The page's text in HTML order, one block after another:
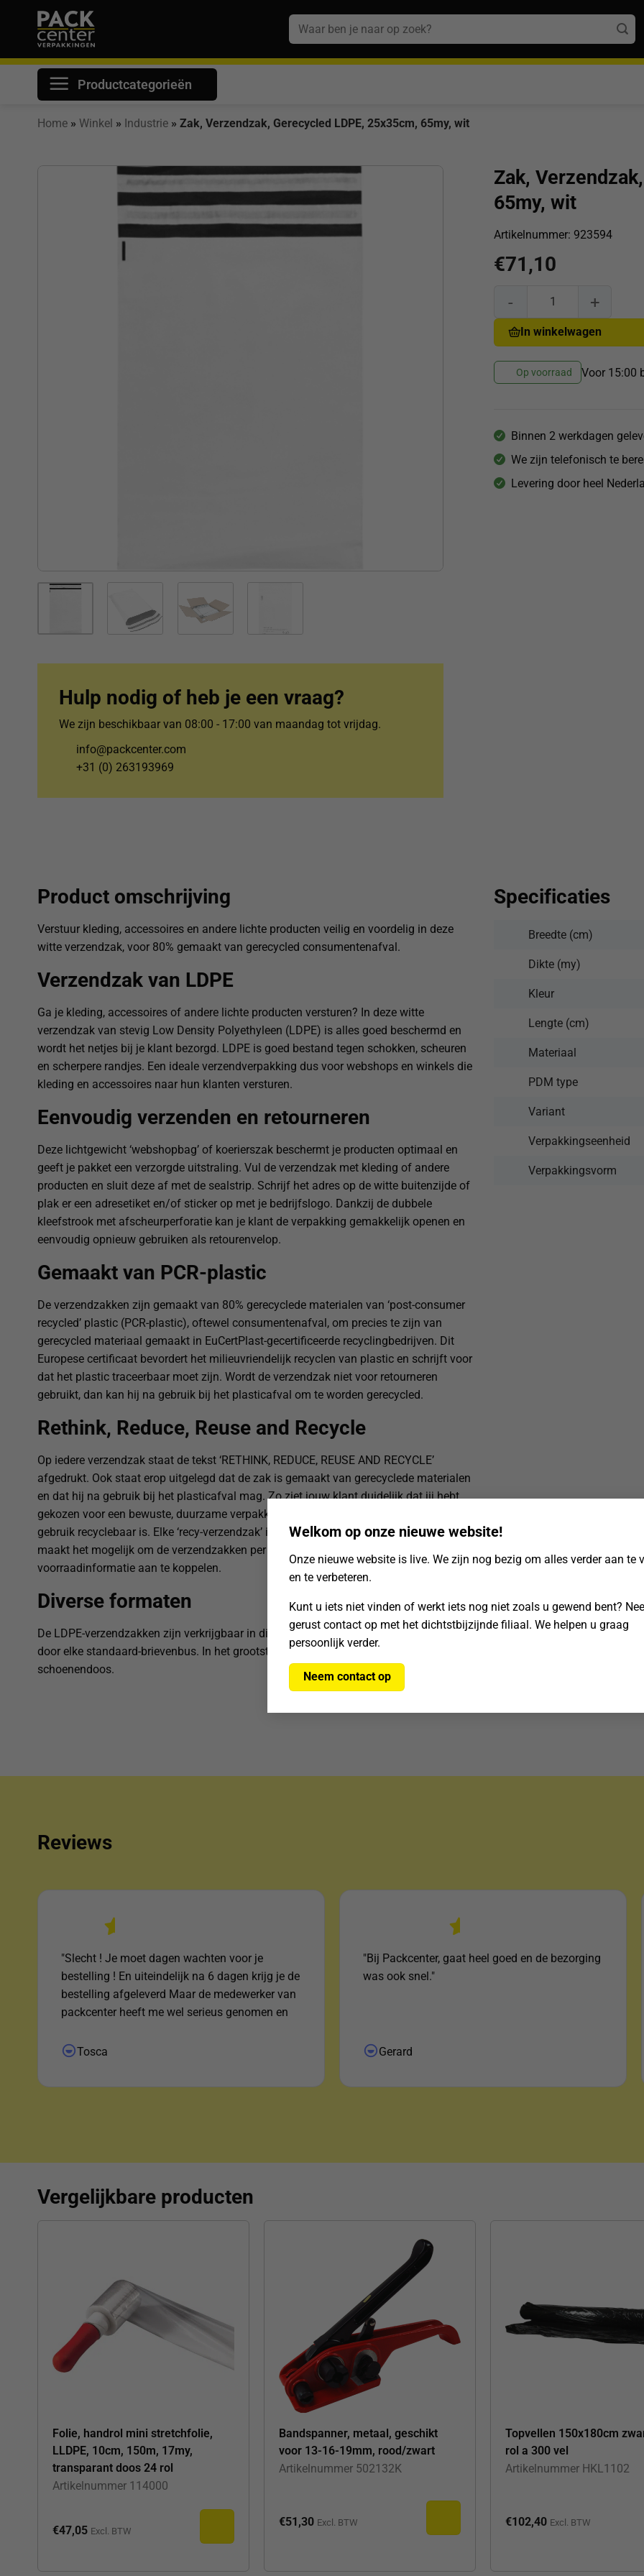
Welkom op onze nieuwe website!
Onze nieuwe website is live. We zijn nog bezig om alles verder aan te
en te verbeteren.
Kunt u iets niet vinden of werkt iets nog niet zoals u gewend bent?
gerust contact op met het dichtstbijzijnde filiaal. We helpen u graag
persoonlijk verder.
Neem contact op
Zoeken
naar:
Productcategorieën
Home » Winkel » Industrie » Zak, Verzendzak, Gerecycled LDPE, 25x35cm, 65my, wit
Hulp nodig of heb je een vraag?
We zijn beschikbaar van 08:00 - 17:00 van maandag tot vrijdag.
info@packcenter.com
+31 (0) 263193969
Zak,
65my, wit
Artikelnummer: 923594
€71,10
In winkelwagen
Op voorraad Voor 15:00
Binnen 2 werkdagen
We zijn telefonisch te
Levering door heel
Product omschrijving
Verstuur kleding, accessoires en andere lichte producten veilig en voordelig in deze
witte verzendzak, voor 80% gemaakt van gerecycled consumentenafval.
Verzendzak van LDPE
Ga je kleding, accessoires of andere lichte producten versturen? In deze witte
verzendzak van stevig Low Density Polyethyleen (LDPE) is alles goed beschermd en
wordt het netjes bij je klant bezorgd. LDPE is goed bestand tegen schokken, scheuren
en scherpere randjes. Een ideale verzendverpakking dus voor webshops en winkels die
kleding en accessoires naar hun klanten versturen.
Eenvoudig verzenden en retourneren
Deze lichtgewicht ‘webshopbag’ of koerierszak beschermt je producten optimaal en
geeft je pakket een verzorgde uitstraling. Vul de verzendzak met kleding of andere
producten en sluit deze af met de sealstrip. Schrijf het adres op de witte buitenzijde of
plak er een adresetiket en/of sticker op met je bedrijfslogo. Dankzij de dubbele
kleefstrook met afscheurperforatie kan je klant de verpakking gemakkelijk openen en
eenvoudig opnieuw gebruiken als retourenvelop.
Gemaakt van PCR-plastic
De verzendzakken zijn gemaakt van 80% gerecyclede materialen van ‘post-consumer
recycled’ plastic (PCR-plastic), oftewel consumentenafval, om precies te zijn van
gerecycled materiaal gemaakt in EuCertPlast-gecertificeerde recyclingbedrijven. Dit
Europese certificaat bevordert het milieuvriendelijk recyclen van plastic en schrijft voor
dat het plastic traceerbaar moet zijn. Wordt de verzendzak niet voor retourneren
gebruikt, dan kan hij na gebruik bij het plasticafval om te worden gerecycled.
Rethink, Reduce, Reuse and Recycle
Op iedere verzendzak staat de tekst ‘RETHINK, REDUCE, REUSE AND RECYCLE’
afgedrukt. Ook staat erop uitgelegd dat de zak is gemaakt van gerecyclede materialen
en dat hij na gebruik bij het plasticafval mag. Zo ziet jouw klant duidelijk dat jij hebt
gekozen voor een bewuste, duurzame verpakking en weet hij dat de verzendzak na
gebruik recyclebaar is. Elke ‘recy-verzendzak’ is voorzien van een unieke barcode. Dit
maakt het mogelijk om de verzendzakken per stuk te scannen en er je eigen prijs- en
voorraadinformatie aan te koppelen.
Diverse formaten
De LDPE-verzendzakken zijn verkrijgbaar in diverse formaten. Dit kleine formaat past
door elke standaard-brievenbus. In het grootste formaat past ook gemakkelijk een
schoenendoos.
Specificaties
Breedte (cm)
Dikte (my)
Kleur
Lengte (cm)
Materiaal
PDM type
Variant
Verpakkingseenheid
Verpakkingsvorm
Reviews
"Slecht ! Je moet dagen wachten voor je
bestelling ! En uiteindelijk na 6 dagen krijg je de
bestelling afgeleverd Maar de medewerker van
packcenter heeft me wel serieus genomen en
mijn dank !"
Tosca
"Bij Packcenter, gaat heel goed en de bezorging
was ook snel."
Gerard
Vergelijkbare producten
Folie, handrol mini stretchfolie,
LLDPE, 10cm, 150m, 17my,
transparant doos 24 rol
Artikelnummer 114000
€47,05 Excl. BTW
Bandspanner, metaal, geschikt
voor 13-16-19mm, rood/zwart
Artikelnummer 502132K
€51,30 Excl. BTW
Topvellen 150x180cm
rol a 300 vel
Artikelnummer HKL1102
€102,40 Excl. BTW